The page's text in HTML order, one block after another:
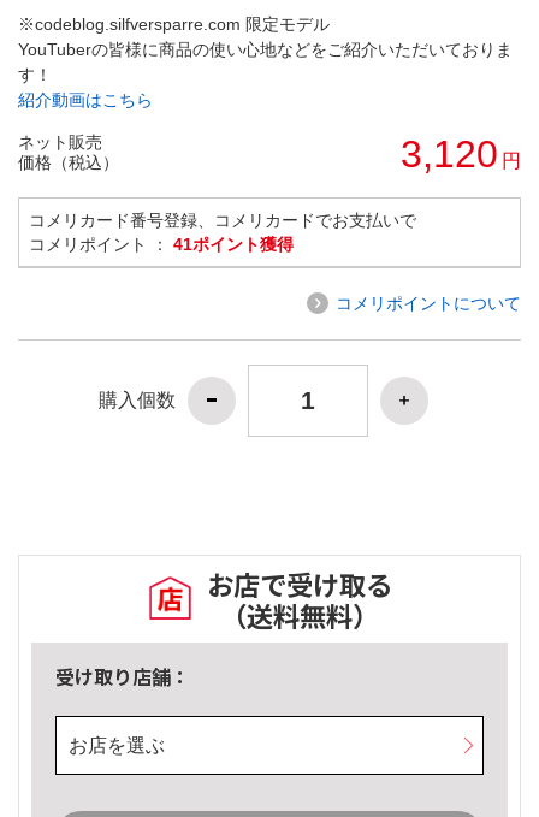
※codeblog.silfversparre.com 限定モデル
YouTuberの皆様に商品の使い心地などをご紹介いただいておりま
す！
紹介動画はこちら
ネット販売
価格（税込）
3,120 円
コメリカード番号登録、コメリカードでお支払いで
コメリポイント ： 41ポイント獲得
コメリポイントについて
購入個数
お店で受け取る
（送料無料）
受け取り店舗：
お店を選ぶ